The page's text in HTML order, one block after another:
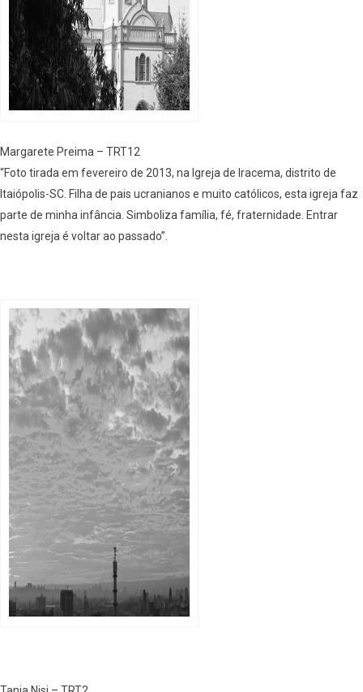
Margarete Preima – TRT12
“Foto tirada em fevereiro de 2013, na Igreja de Iracema, distrito de
Itaiópolis-SC. Filha de pais ucranianos e muito católicos, esta igreja faz
parte de minha infância. Simboliza família, fé, fraternidade. Entrar
nesta igreja é voltar ao passado”.